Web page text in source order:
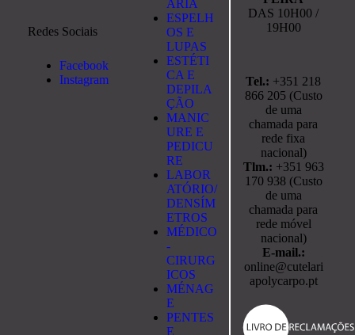
Redes Sociais
Facebook
Instagram
ARIA
ESPELH
OS E
LUPAS
ESTÉTI
CA E
DEPILA
ÇÃO
MANIC
URE E
PEDICU
RE
LABOR
ATÓRIO/
DENSÍM
ETROS
MÉDICO
-
CIRURG
ICOS
MÉNAG
E
PENTES
E
DAS 10H00 /
19H00
Tel.: +351 218
866 205 (Custo
de uma
chamada para
rede fixa
nacional)
Tlm.: +351 963
170 938 (Custo
de uma
chamada para
rede móvel
nacional)
E-mail.:
online@cutelari
apolycarpo.pt